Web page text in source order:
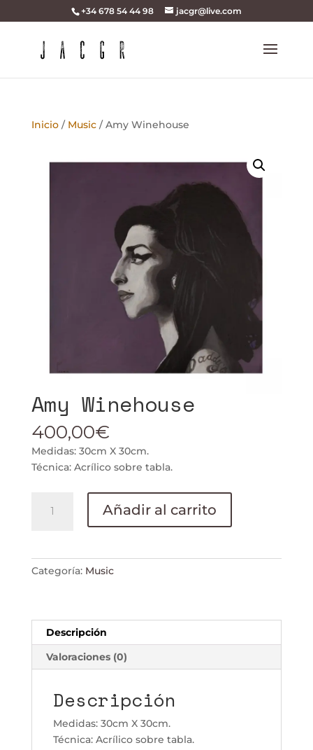
+34 678 54 44 98 jacgr@live.com
Inicio/ Music/ Amy Winehouse
Amy Winehouse
400,00€
Medidas: 30cm X 30cm.
Técnica: Acrílico sobre tabla.
Winehouse
Añadir al carrito
Categoría: Music
Descripción
Valoraciones (0)
Descripción
Medidas: 30cm X 30cm.
Técnica: Acrílico sobre tabla.